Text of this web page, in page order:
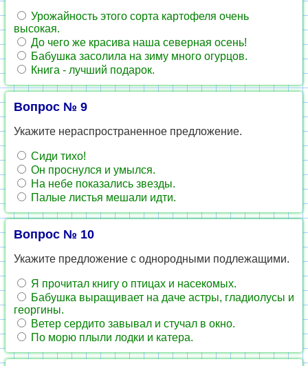
Урожайность этого сорта картофеля очень
высокая.
До чего же красива наша северная осень!
Бабушка засолила на зиму много огурцов.
Книга - лучший подарок.
Вопрос № 9
Укажите нераспространенное предложение.
Сиди тихо!
Он проснулся и умылся.
На небе показались звезды.
Палые листья мешали идти.
Вопрос № 10
Укажите предложение с однородными подлежащими.
Я прочитал книгу о птицах и насекомых.
Бабушка выращивает на даче астры, гладиолусы и
георгины.
Ветер сердито завывал и стучал в окно.
По морю плыли лодки и катера.